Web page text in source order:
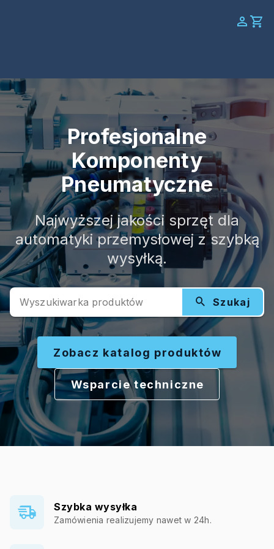
Profesjonalne
Komponenty
Pneumatyczne
Najwyższej jakości sprzęt dla
automatyki przemysłowej z szybką
wysyłką.
Wyszukiwarka produktów Szukaj
Zobacz katalog produktów
Wsparcie techniczne
Szybka wysyłka
Zamówienia realizujemy nawet w 24h.